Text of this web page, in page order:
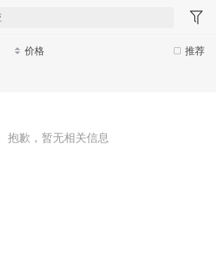
推荐
价格
抱歉，暂无相关信息